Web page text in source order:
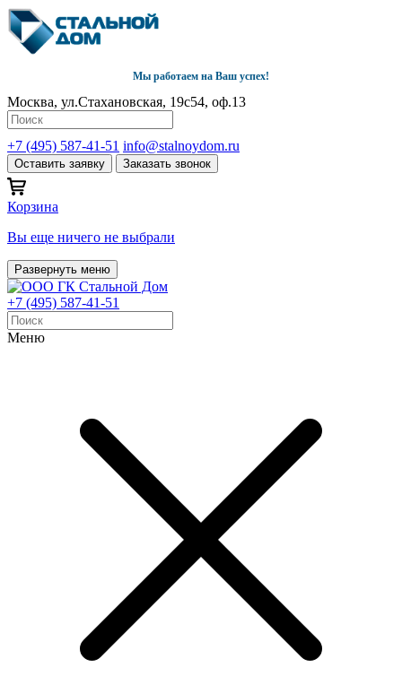
Мы работаем на Ваш успех!
Москва, ул.Стахановская, 19с54, оф.13
+7 (495) 587-41-51 info@stalnoydom.ru
Оставить заявку Заказать звонок
Корзина
Вы еще ничего не выбрали
Развернуть меню
+7 (495) 587-41-51
Меню